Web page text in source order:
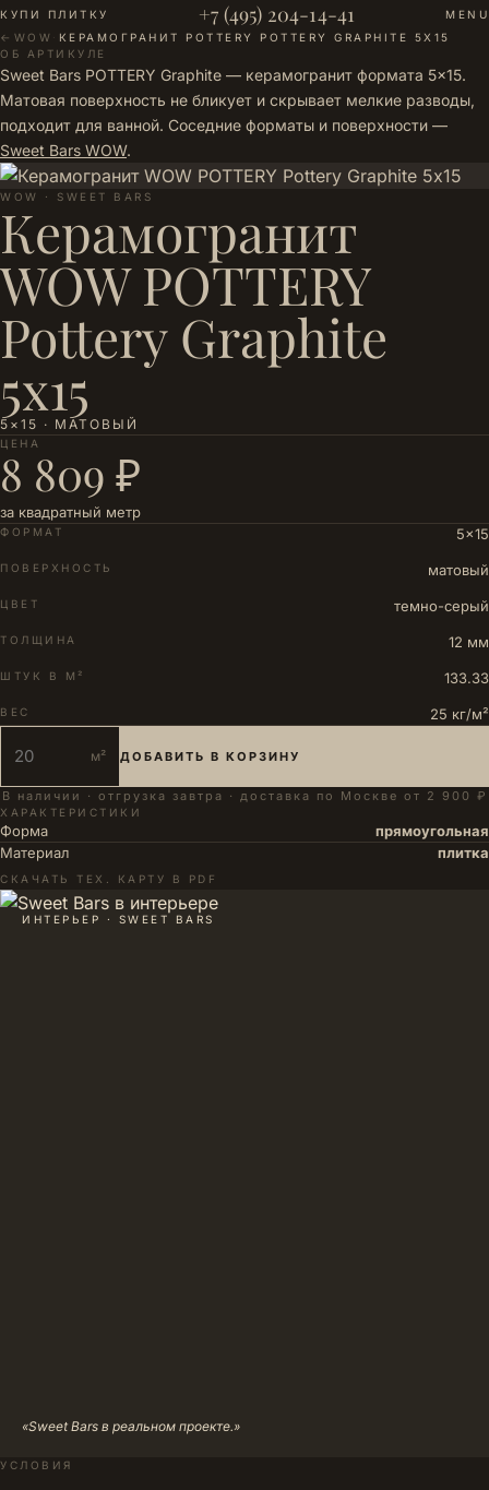
КУПИ ПЛИТКУ +7 (495) 204-14-41
MENU
← WOW · КЕРАМОГРАНИТ POTTERY POTTERY GRAPHITE 5Х15
ОБ АРТИКУЛЕ
Sweet Bars POTTERY Graphite — керамогранит формата 5×15.
Матовая поверхность не бликует и скрывает мелкие разводы,
подходит для ванной. Соседние форматы и поверхности —
Sweet Bars WOW.
WOW · SWEET BARS
Керамогранит
WOW POTTERY
Pottery Graphite
5х15
5×15 · МАТОВЫЙ
ЦЕНА
8 809 ₽
за квадратный метр
ФОРМАТ 5×15
ПОВЕРХНОСТЬ матовый
ЦВЕТ темно-серый
ТОЛЩИНА 12 мм
ШТУК В М² 133.33
ВЕС 25 кг/м²
м² ДОБАВИТЬ В КОРЗИНУ
В наличии · отгрузка завтра · доставка по Москве от 2 900 ₽
ХАРАКТЕРИСТИКИ
Форма
прямоугольная
Материал
плитка
СКАЧАТЬ ТЕХ. КАРТУ В PDF
ИНТЕРЬЕР · SWEET BARS
«Sweet Bars в реальном проекте.»
УСЛОВИЯ